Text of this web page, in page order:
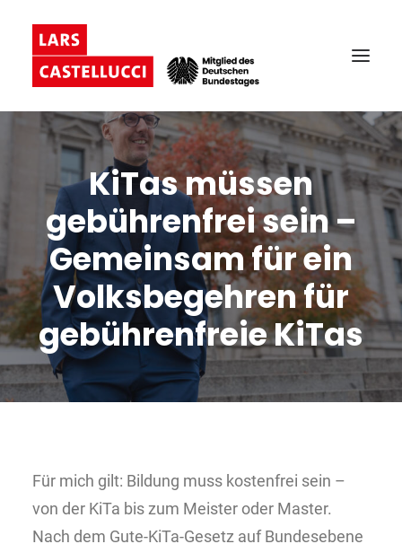
KiTas müssen
gebührenfrei sein –
Gemeinsam für ein
Volksbegehren für
gebührenfreie KiTas
Für mich gilt: Bildung muss kostenfrei sein –
von der KiTa bis zum Meister oder Master.
Nach dem Gute-KiTa-Gesetz auf Bundesebene